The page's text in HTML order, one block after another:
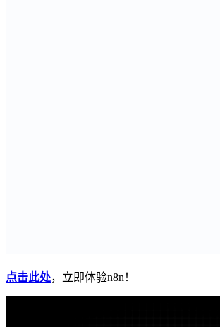
点击此处，立即体验n8n！